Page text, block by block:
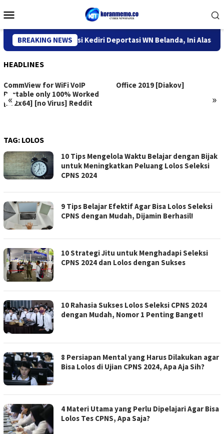
to
Menu
BREAKING NEWS
Kantor Imigrasi Kediri Deportasi WN Belanda, Ini Alasannya
HEADLINES
« »
CommView for WiFi VoIP
Portable only 100% Worked
[x32x64] [no Virus] Reddit
Office 2019 [Diakov]
TAG: LOLOS
10 Tips Mengelola Waktu Belajar dengan Bijak
untuk Meningkatkan Peluang Lolos Seleksi
CPNS 2024
9 Tips Belajar Efektif Agar Bisa Lolos Seleksi
CPNS dengan Mudah, Dijamin Berhasil!
10 Strategi Jitu untuk Menghadapi Seleksi
CPNS 2024 dan Lolos dengan Sukses
10 Rahasia Sukses Lolos Seleksi CPNS 2024
dengan Mudah, Nomor 1 Penting Banget!
8 Persiapan Mental yang Harus Dilakukan agar
Bisa Lolos di Ujian CPNS 2024, Apa Aja Sih?
4 Materi Utama yang Perlu Dipelajari Agar Bisa
Lolos Tes CPNS, Apa Saja?